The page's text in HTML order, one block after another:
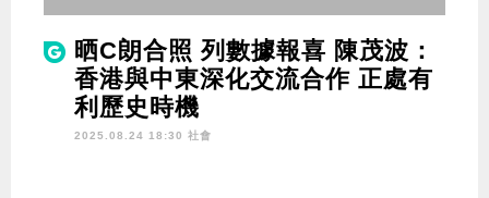
晒C朗合照 列數據報喜 陳茂波：
香港與中東深化交流合作 正處有
利歷史時機
2025.08.24 18:30 社會